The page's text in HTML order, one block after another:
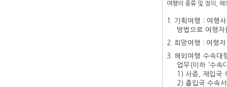
여행의 종류 및 정의,
기획여행 : 여행사가 미리 여
방법으로 여행
해외여행 수속대행(이하 '수
1) 사증, 재입국
2) 출입국 수속